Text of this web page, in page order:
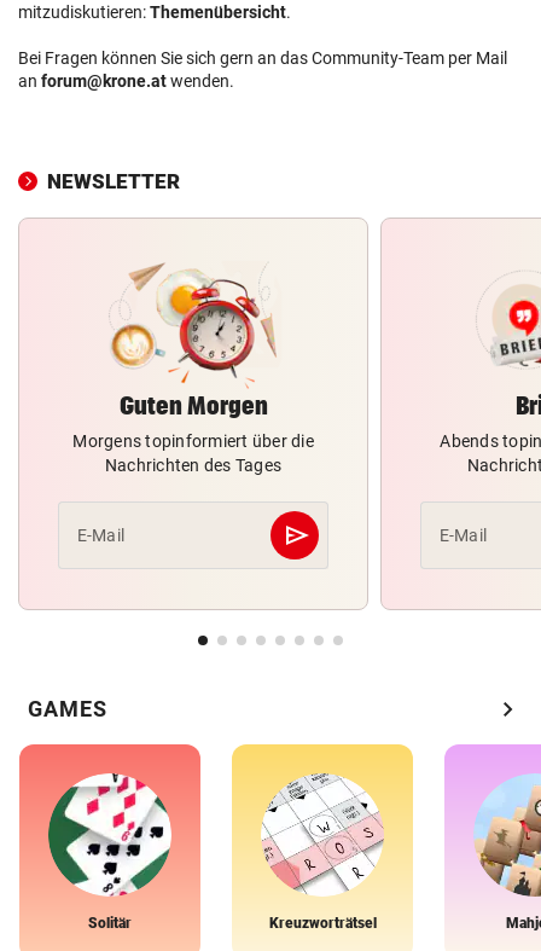
mitzudiskutieren:Themenübersicht.
Bei Fragen können Sie sich gern an das Community-Team per Mail
an forum@krone.atwenden.
NEWSLETTER
Guten Morgen
Morgens topinformiert über die
Nachrichten des Tages
E-Mail send
Abschicken
Abends
E-Mail
GAMES chevron_right
Solitär Kreuzworträtsel